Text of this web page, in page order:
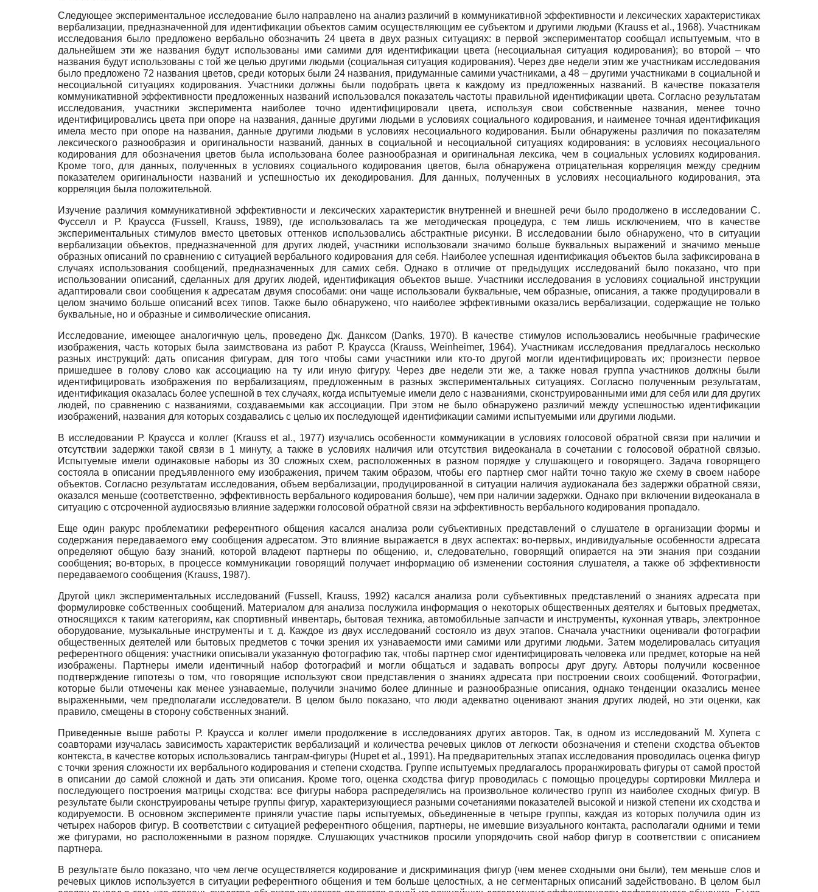
Следующее экспериментальное исследование было направлено на анализ различий в коммуникативной эффективности и лексических характеристиках
вербализации, предназначенной для идентификации объектов самим осуществляющим ее субъектом и другими людьми (Krauss et al., 1968). Участникам
исследования было предложено вербально обозначить 24 цвета в двух разных ситуациях: в первой экспериментатор сообщал испытуемым, что в
дальнейшем эти же названия будут использованы ими самими для идентификации цвета (несоциальная ситуация кодирования); во второй – что
названия будут использованы с той же целью другими людьми (социальная ситуация кодирования). Через две недели этим же участникам исследования
было предложено 72 названия цветов, среди которых были 24 названия, придуманные самими участниками, а 48 – другими участниками в социальной и
несоциальной ситуациях кодирования. Участники должны были подобрать цвета к каждому из предложенных названий. В качестве показателя
коммуникативной эффективности предложенных названий использовался показатель частоты правильной идентификации цвета. Согласно результатам
исследования, участники эксперимента наиболее точно идентифицировали цвета, используя свои собственные названия, менее точно
идентифицировались цвета при опоре на названия, данные другими людьми в условиях социального кодирования, и наименее точная идентификация
имела место при опоре на названия, данные другими людьми в условиях несоциального кодирования. Были обнаружены различия по показателям
лексического разнообразия и оригинальности названий, данных в социальной и несоциальной ситуациях кодирования: в условиях несоциального
кодирования для обозначения цветов была использована более разнообразная и оригинальная лексика, чем в социальных условиях кодирования.
Кроме того, для данных, полученных в условиях социального кодирования цветов, была обнаружена отрицательная корреляция между средним
показателем оригинальности названий и успешностью их декодирования. Для данных, полученных в условиях несоциального кодирования, эта
корреляция была положительной.
Изучение различия коммуникативной эффективности и лексических характеристик внутренней и внешней речи было продолжено в исследовании С.
Фусселл и Р. Краусса (Fussell, Krauss, 1989), где использовалась та же методическая процедура, с тем лишь исключением, что в качестве
экспериментальных стимулов вместо цветовых оттенков использовались абстрактные рисунки. В исследовании было обнаружено, что в ситуации
вербализации объектов, предназначенной для других людей, участники использовали значимо больше буквальных выражений и значимо меньше
образных описаний по сравнению с ситуацией вербального кодирования для себя. Наиболее успешная идентификация объектов была зафиксирована в
случаях использования сообщений, предназначенных для самих себя. Однако в отличие от предыдущих исследований было показано, что при
использовании описаний, сделанных для других людей, идентификация объектов выше. Участники исследования в условиях социальной инструкции
адаптировали свои сообщения к адресатам двумя способами: они чаще использовали буквальные, чем образные, описания, а также продуцировали в
целом значимо больше описаний всех типов. Также было обнаружено, что наиболее эффективными оказались вербализации, содержащие не только
буквальные, но и образные и символические описания.
Исследование, имеющее аналогичную цель, проведено Дж. Данксом (Danks, 1970). В качестве стимулов использовались необычные графические
изображения, часть которых была заимствована из работ Р. Краусса (Krauss, Weinheimer, 1964). Участникам исследования предлагалось несколько
разных инструкций: дать описания фигурам, для того чтобы сами участники или кто-то другой могли идентифицировать их; произнести первое
пришедшее в голову слово как ассоциацию на ту или иную фигуру. Через две недели эти же, а также новая группа участников должны были
идентифицировать изображения по вербализациям, предложенным в разных экспериментальных ситуациях. Согласно полученным результатам,
идентификация оказалась более успешной в тех случаях, когда испытуемые имели дело с названиями, сконструированными ими для себя или для других
людей, по сравнению с названиями, создаваемыми как ассоциации. При этом не было обнаружено различий между успешностью идентификации
изображений, названия для которых создавались с целью их последующей идентификации самими испытуемыми или другими людьми.
В исследовании Р. Краусса и коллег (Krauss et al., 1977) изучались особенности коммуникации в условиях голосовой обратной связи при наличии и
отсутствии задержки такой связи в 1 минуту, а также в условиях наличия или отсутствия видеоканала в сочетании с голосовой обратной связью.
Испытуемые имели одинаковые наборы из 30 сложных схем, расположенных в разном порядке у слушающего и говорящего. Задача говорящего
состояла в описании предъявленного ему изображения, причем таким образом, чтобы его партнер смог найти точно такую же схему в своем наборе
объектов. Согласно результатам исследования, объем вербализации, продуцированной в ситуации наличия аудиоканала без задержки обратной связи,
оказался меньше (соответственно, эффективность вербального кодирования больше), чем при наличии задержки. Однако при включении видеоканала в
ситуацию с отсроченной аудиосвязью влияние задержки голосовой обратной связи на эффективность вербального кодирования пропадало.
Еще один ракурс проблематики референтного общения касался анализа роли субъективных представлений о слушателе в организации формы и
содержания передаваемого ему сообщения адресатом. Это влияние выражается в двух аспектах: во-первых, индивидуальные особенности адресата
определяют общую базу знаний, которой владеют партнеры по общению, и, следовательно, говорящий опирается на эти знания при создании
сообщения; во-вторых, в процессе коммуникации говорящий получает информацию об изменении состояния слушателя, а также об эффективности
передаваемого сообщения (Krauss, 1987).
Другой цикл экспериментальных исследований (Fussell, Krauss, 1992) касался анализа роли субъективных представлений о знаниях адресата при
формулировке собственных сообщений. Материалом для анализа послужила информация о некоторых общественных деятелях и бытовых предметах,
относящихся к таким категориям, как спортивный инвентарь, бытовая техника, автомобильные запчасти и инструменты, кухонная утварь, электронное
оборудование, музыкальные инструменты и т. д. Каждое из двух исследований состояло из двух этапов. Сначала участники оценивали фотографии
общественных деятелей или бытовых предметов с точки зрения их узнаваемости ими самими или другими людьми. Затем моделировалась ситуация
референтного общения: участники описывали указанную фотографию так, чтобы партнер смог идентифицировать человека или предмет, которые на ней
изображены. Партнеры имели идентичный набор фотографий и могли общаться и задавать вопросы друг другу. Авторы получили косвенное
подтверждение гипотезы о том, что говорящие используют свои представления о знаниях адресата при построении своих сообщений. Фотографии,
которые были отмечены как менее узнаваемые, получили значимо более длинные и разнообразные описания, однако тенденции оказались менее
выраженными, чем предполагали исследователи. В целом было показано, что люди адекватно оценивают знания других людей, но эти оценки, как
правило, смещены в сторону собственных знаний.
Приведенные выше работы Р. Краусса и коллег имели продолжение в исследованиях других авторов. Так, в одном из исследований М. Хупета с
соавторами изучалась зависимость характеристик вербализаций и количества речевых циклов от легкости обозначения и степени сходства объектов
контекста, в качестве которых использовались танграм-фигуры (Hupet et al., 1991). На предварительных этапах исследования проводилась оценка фигур
с точки зрения сложности их вербального кодирования и степени сходства. Группе испытуемых предлагалось проранжировать фигуры от самой простой
в описании до самой сложной и дать эти описания. Кроме того, оценка сходства фигур проводилась с помощью процедуры сортировки Миллера и
последующего построения матрицы сходства: все фигуры набора распределялись на произвольное количество групп из наиболее сходных фигур. В
результате были сконструированы четыре группы фигур, характеризующиеся разными сочетаниями показателей высокой и низкой степени их сходства и
кодируемости. В основном эксперименте приняли участие пары испытуемых, объединенные в четыре группы, каждая из которых получила один из
четырех наборов фигур. В соответствии с ситуацией референтного общения, партнеры, не имевшие визуального контакта, располагали одними и теми
же фигурами, но расположенными в разном порядке. Слушающих участников просили упорядочить свой набор фигур в соответствии с описанием
партнера.
В результате было показано, что чем легче осуществляется кодирование и дискриминация фигур (чем менее сходными они были), тем меньше слов и
речевых циклов используется в ситуации референтного общения и тем больше целостных, а не сегментарных описаний задействовано. В целом был